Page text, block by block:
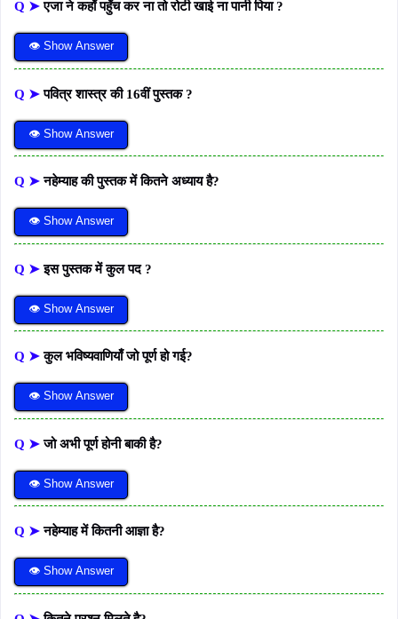
Q ➤एजा ने कहाँ पहुँच कर ना तो रोटी खाई ना पानी पिया ?
👁 Show Answer
Q ➤पवित्र शास्त्र की 16वीं पुस्तक ?
👁 Show Answer
Q ➤नहेम्याह की पुस्तक में कितने अध्याय है?
👁 Show Answer
Q ➤इस पुस्तक में कुल पद ?
👁 Show Answer
Q ➤कुल भविष्यवाणियाँ जो पूर्ण हो गई?
👁 Show Answer
Q ➤जो अभी पूर्ण होनी बाकी है?
👁 Show Answer
Q ➤नहेम्याह में कितनी आज्ञा है?
👁 Show Answer